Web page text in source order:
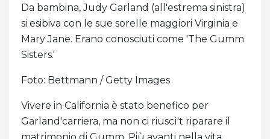
Da bambina, Judy Garland (all'estrema sinistra)
si esibiva con le sue sorelle maggiori Virginia e
Mary Jane. Erano conosciuti come 'The Gumm
Sisters.'
Foto: Bettmann / Getty Images
Vivere in California è stato benefico per
Garland'carriera, ma non ci riuscì't riparare il